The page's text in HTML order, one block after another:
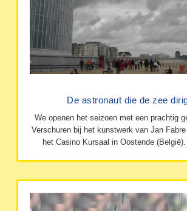
De astronaut die de zee
We openen het seizoen met een prachtig
Verschuren bij het kunstwerk van Jan
het Casino Kursaal in Oostende (België).